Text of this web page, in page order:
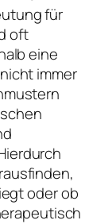
für
oft
eine
immer
oder ob